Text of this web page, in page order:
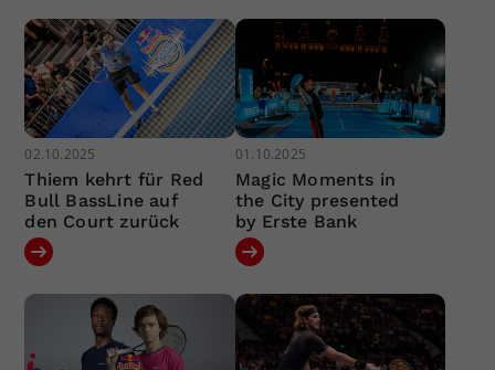
02.10.2025
Thiem kehrt für Red
Bull BassLine auf
den Court zurück
01.10.2025
Magic Moments in
the City presented
by Erste Bank